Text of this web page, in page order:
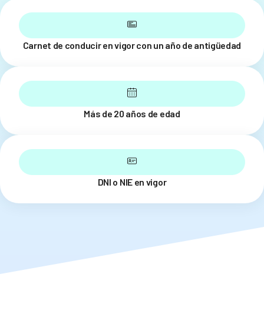
Carnet de conducir en vigor con un año de antigüedad
Más de 20 años de edad
DNI o NIE en vigor